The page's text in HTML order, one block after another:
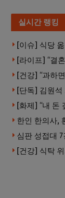
실시간 랭킹
[건강] 식탁